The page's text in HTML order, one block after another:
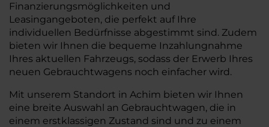
Finanzierungsmöglichkeiten und
Leasingangeboten, die perfekt auf Ihre
individuellen Bedürfnisse abgestimmt sind. Zudem
bieten wir Ihnen die bequeme Inzahlungnahme
Ihres aktuellen Fahrzeugs, sodass der Erwerb Ihres
neuen Gebrauchtwagens noch einfacher wird.
Mit unserem Standort in Achim bieten wir Ihnen
eine breite Auswahl an Gebrauchtwagen, die in
einem erstklassigen Zustand sind und zu einem